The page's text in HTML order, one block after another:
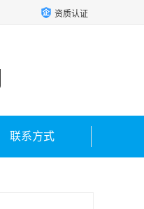
资质认证
联系方式